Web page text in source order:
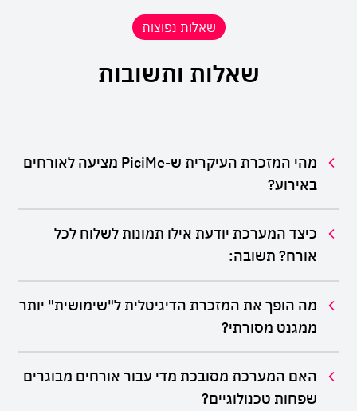
שאלות נפוצות
שאלות ותשובות
מהי המזכרת העיקרית ש-PiciMe מציעה לאורחים
באירוע?
כיצד המערכת יודעת אילו תמונות לשלוח לכל
אורח? תשובה:
מה הופך את המזכרת הדיגיטלית ל"שימושית" יותר
ממגנט מסורתי?
האם המערכת מסובכת מדי עבור אורחים מבוגרים
שפחות טכנולוגיים?